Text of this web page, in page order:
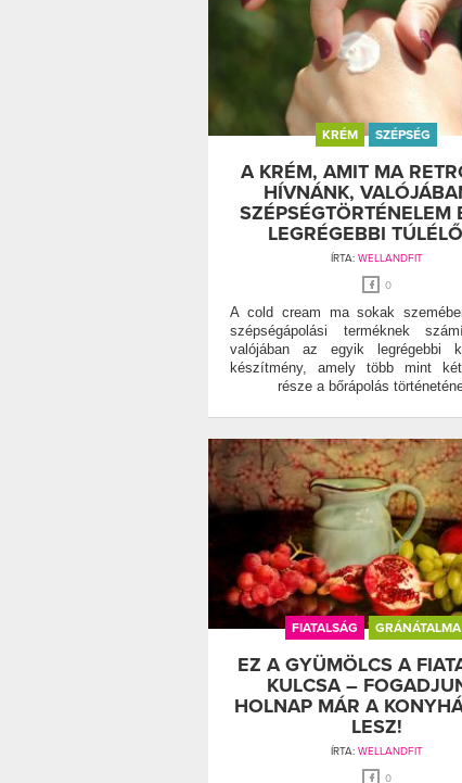
KRÉM SZÉPSÉG
A KRÉM, AMIT MA
HÍVNÁNK,
SZÉPSÉGTÖRTÉNELEM
LEGRÉGEBBI
ÍRTA: WELLANDFIT
0
A cold cream ma sokak
szépségápolási terméknek
valójában az egyik legrégebbi
készítmény, amely több mint
része a bőrápolás
FIATALSÁG GRÁNÁTALMA
EZ A GYÜMÖLCS A
KULCSA –
HOLNAP MÁR A
LESZ!
ÍRTA: WELLANDFIT
0